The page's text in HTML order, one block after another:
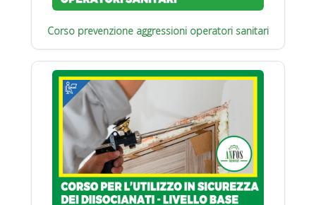
Corso prevenzione aggressioni operatori sanitari